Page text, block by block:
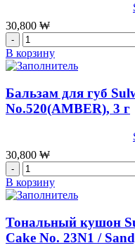
SPF50++/PA+++
02
BEIGE,20
г
30,800 ₩
Количество
товара
Бальзам
Sulwhasoo
Perfecting
No.999(ROSE),
3
г
В корзину
Бальзам для губ
No.520(AMBER), 3 г
30,800 ₩
Количество
товара
Бальзам
Sulwhasoo
Perfecting
В корзину
Тональный кушон
Cake No. 23N1 /